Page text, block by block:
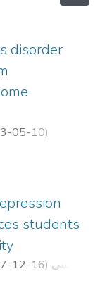
disorder
05-10)
students
12-16) عيسى